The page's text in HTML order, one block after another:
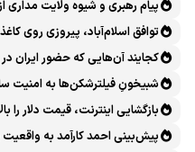
پیام رهبری و شیوه ولایت
توافق اسلام‌آباد، پیروزی روی کاغذ
کجایند آن‌هایی که حضور ایران در
شبیخونِ فیلترشکن‌ها به امنیت
بازگشایی اینترنت، قیمت دلار را
پیش‌بینی احمد کارآمد به